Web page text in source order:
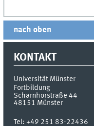
nach oben
KONTAKT
Universität Münster
Fortbildung
Scharnhorstraße 44
48151 Münster
Tel:+49 251 83-22436